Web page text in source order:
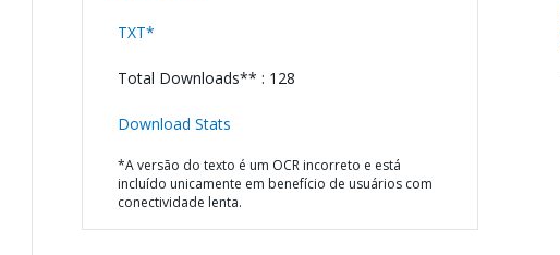
TXT*
Total Downloads** : 128
Download Stats
*A versão do texto é um OCR incorreto e está
incluído unicamente em benefício de usuários com
conectividade lenta.